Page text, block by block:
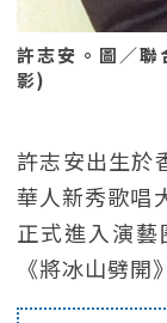
許志安。圖／
影)
許志安出生於
華人新秀歌唱
正式進入演
《將冰山劈開